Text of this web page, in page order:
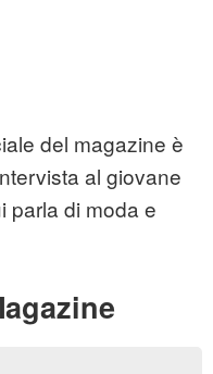
del magazine è
al giovane
parla di moda e